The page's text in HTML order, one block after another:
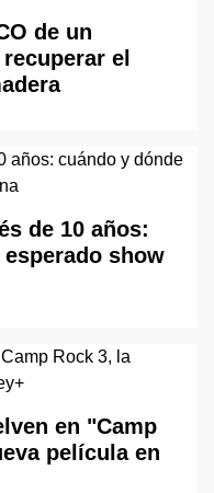
de un
el
de 10 años:
show
en "Camp
película en